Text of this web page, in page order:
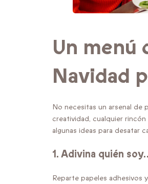
Un menú
Navidad
No necesitas un arsenal de
creatividad, cualquier
algunas ideas para desatar
1.Adivina quién
Reparte papeles adhesivos